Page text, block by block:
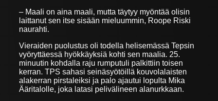
– Maali on aina maali, mutta täytyy myöntää olisin
laittanut sen itse sisään mieluummin, Roope Riski
naurahti.
Vieraiden puolustus oli todella helisemässä Tepsin
vyöryttäessä hyökkäyksiä kohti sen maalia. 25.
minuutin kohdalla raju rumputuli palkittiin toisen
kerran. TPS sahasi seinäsyötöillä kouvolalaisten
alakerran pirstaleiksi ja palo ajautui lopulta Mika
Ääritalolle, joka latasi pelivälineen alanurkkaan.